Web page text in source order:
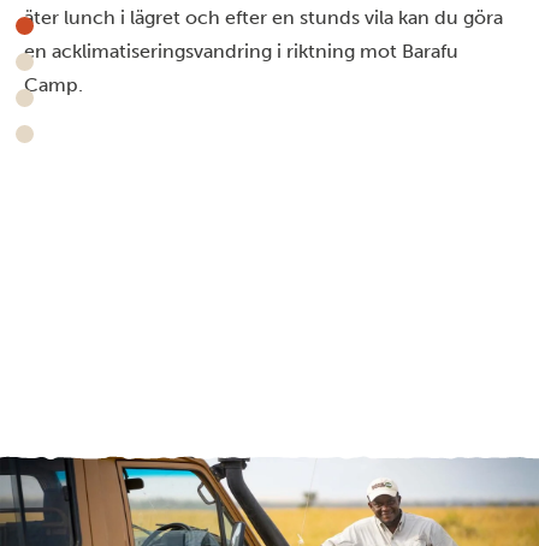
äter lunch i lägret och efter en stunds vila kan du göra
en acklimatiseringsvandring i riktning mot Barafu
Camp.